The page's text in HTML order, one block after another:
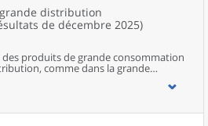
distribution
de décembre 2025)
des produits de grande consommation
comme dans la grande
sur un mois, après +0,3 % en
vente confondues, les prix des